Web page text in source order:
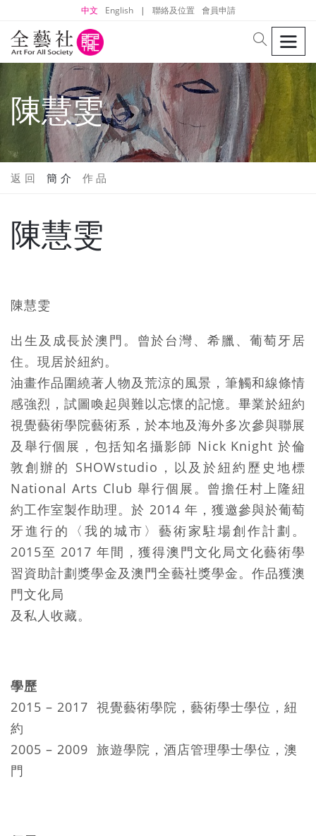
中文 English | 聯絡及位置 會員申請
search
陳慧雯
返 回 簡 介 作 品
陳慧雯
陳慧雯
出生及成長於澳門。曾於台灣、希臘、葡萄牙居
住。現居於紐約。
油畫作品圍繞著人物及荒涼的風景，筆觸和線條情
感強烈，試圖喚起與難以忘懷的記憶。畢業於紐約
視覺藝術學院藝術系，於本地及海外多次參與聯展
及舉行個展，包括知名攝影師 Nick Knight 於倫
敦創辦的 SHOWstudio，以及於紐約歷史地標
National Arts Club 舉行個展。曾擔任村上隆紐
約工作室製作助理。於 2014 年，獲邀參與於葡萄
牙進行的〈我的城市〉藝術家駐場創作計劃。
2015至 2017 年間，獲得澳門文化局文化藝術學
習資助計劃獎學金及澳門全藝社獎學金。作品獲澳
門文化局
及私人收藏。
學歷
2015 – 2017 視覺藝術學院，藝術學士學位，紐
約
2005 – 2009 旅遊學院，酒店管理學士學位，澳
門